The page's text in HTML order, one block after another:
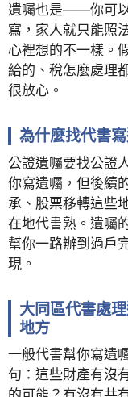
遺囑也是——你可
寫，家人就只能照
心裡想的不一樣。
給的、稅怎麼處理
很放心。
為什麼找代書
公證遺囑要找公證
你寫遺囑，但後續
承、股票移轉這些
在地代書熟。遺囑
幫你一路辦到過戶
現。
大同區代書處
地方
一般代書幫你寫遺
句：這些財產有沒